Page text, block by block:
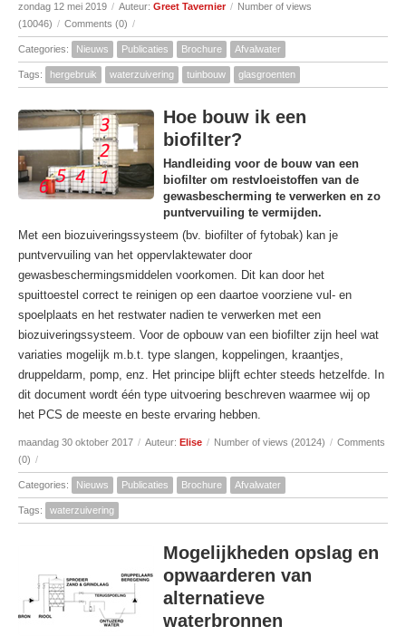
zondag 12 mei 2019 / Auteur: Greet Tavernier / Number of views
(10046) / Comments (0) /
Categories: Nieuws Publicaties Brochure Afvalwater
Tags: hergebruik waterzuivering tuinbouw glasgroenten
Hoe bouw ik een
biofilter?
Handleiding voor de bouw van een
biofilter om restvloeistoffen van de
gewasbescherming te verwerken en zo
puntvervuiling te vermijden.
Met een biozuiveringssysteem (bv. biofilter of fytobak) kan je
puntvervuiling van het oppervlaktewater door
gewasbeschermingsmiddelen voorkomen. Dit kan door het
spuittoestel correct te reinigen op een daartoe voorziene vul- en
spoelplaats en het restwater nadien te verwerken met een
biozuiveringssysteem. Voor de opbouw van een biofilter zijn heel wat
variaties mogelijk m.b.t. type slangen, koppelingen, kraantjes,
druppeldarm, pomp, enz. Het principe blijft echter steeds hetzelfde. In
dit document wordt één type uitvoering beschreven waarmee wij op
het PCS de meeste en beste ervaring hebben.
maandag 30 oktober 2017 / Auteur: Elise / Number of views (20124) / Comments
(0) /
Categories: Nieuws Publicaties Brochure Afvalwater
Tags: waterzuivering
Mogelijkheden opslag en
opwaarderen van
alternatieve
waterbronnen